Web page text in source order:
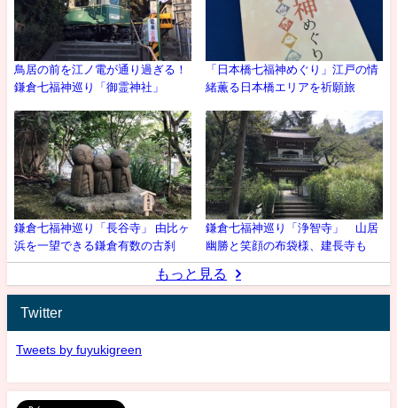
鳥居の前を江ノ電が通り過ぎる！
鎌倉七福神巡り「御霊神社」
「日本橋七福神めぐり」江戸の情
緒薫る日本橋エリアを祈願旅
鎌倉七福神巡り「長谷寺」 由比ヶ
浜を一望できる鎌倉有数の古刹
鎌倉七福神巡り「浄智寺」 山居
幽勝と笑顔の布袋様、建長寺も
もっと見る
Twitter
Tweets by fuyukigreen